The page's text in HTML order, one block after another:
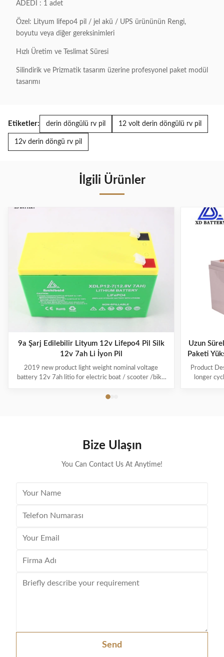
ADEDI : 1 adet
Özel: Lityum lifepo4 pil / jel akü / UPS ürününün Rengi,
boyutu veya diğer gereksinimleri
Hızlı Üretim ve Teslimat Süresi
Silindirik ve Prizmatik tasarım üzerine profesyonel paket modül
tasarımı
Etiketler: derin döngülü rv pil 12 volt derin döngülü rv pil
12v derin döngü rv pil
İlgili Ürünler
9a Şarj Edilebilir Lityum 12v Lifepo4 Pil Silk
12v 7ah Li İyon Pil
2019 new product light weight nominal voltage
battery 12v 7ah litio for electric boat / scooter /bike
best weight to power ratio on the market At 20.5” (L)
Uzun
Paketi
Product
longer
Bize Ulaşın
You Can Contact Us At Anytime!
Send